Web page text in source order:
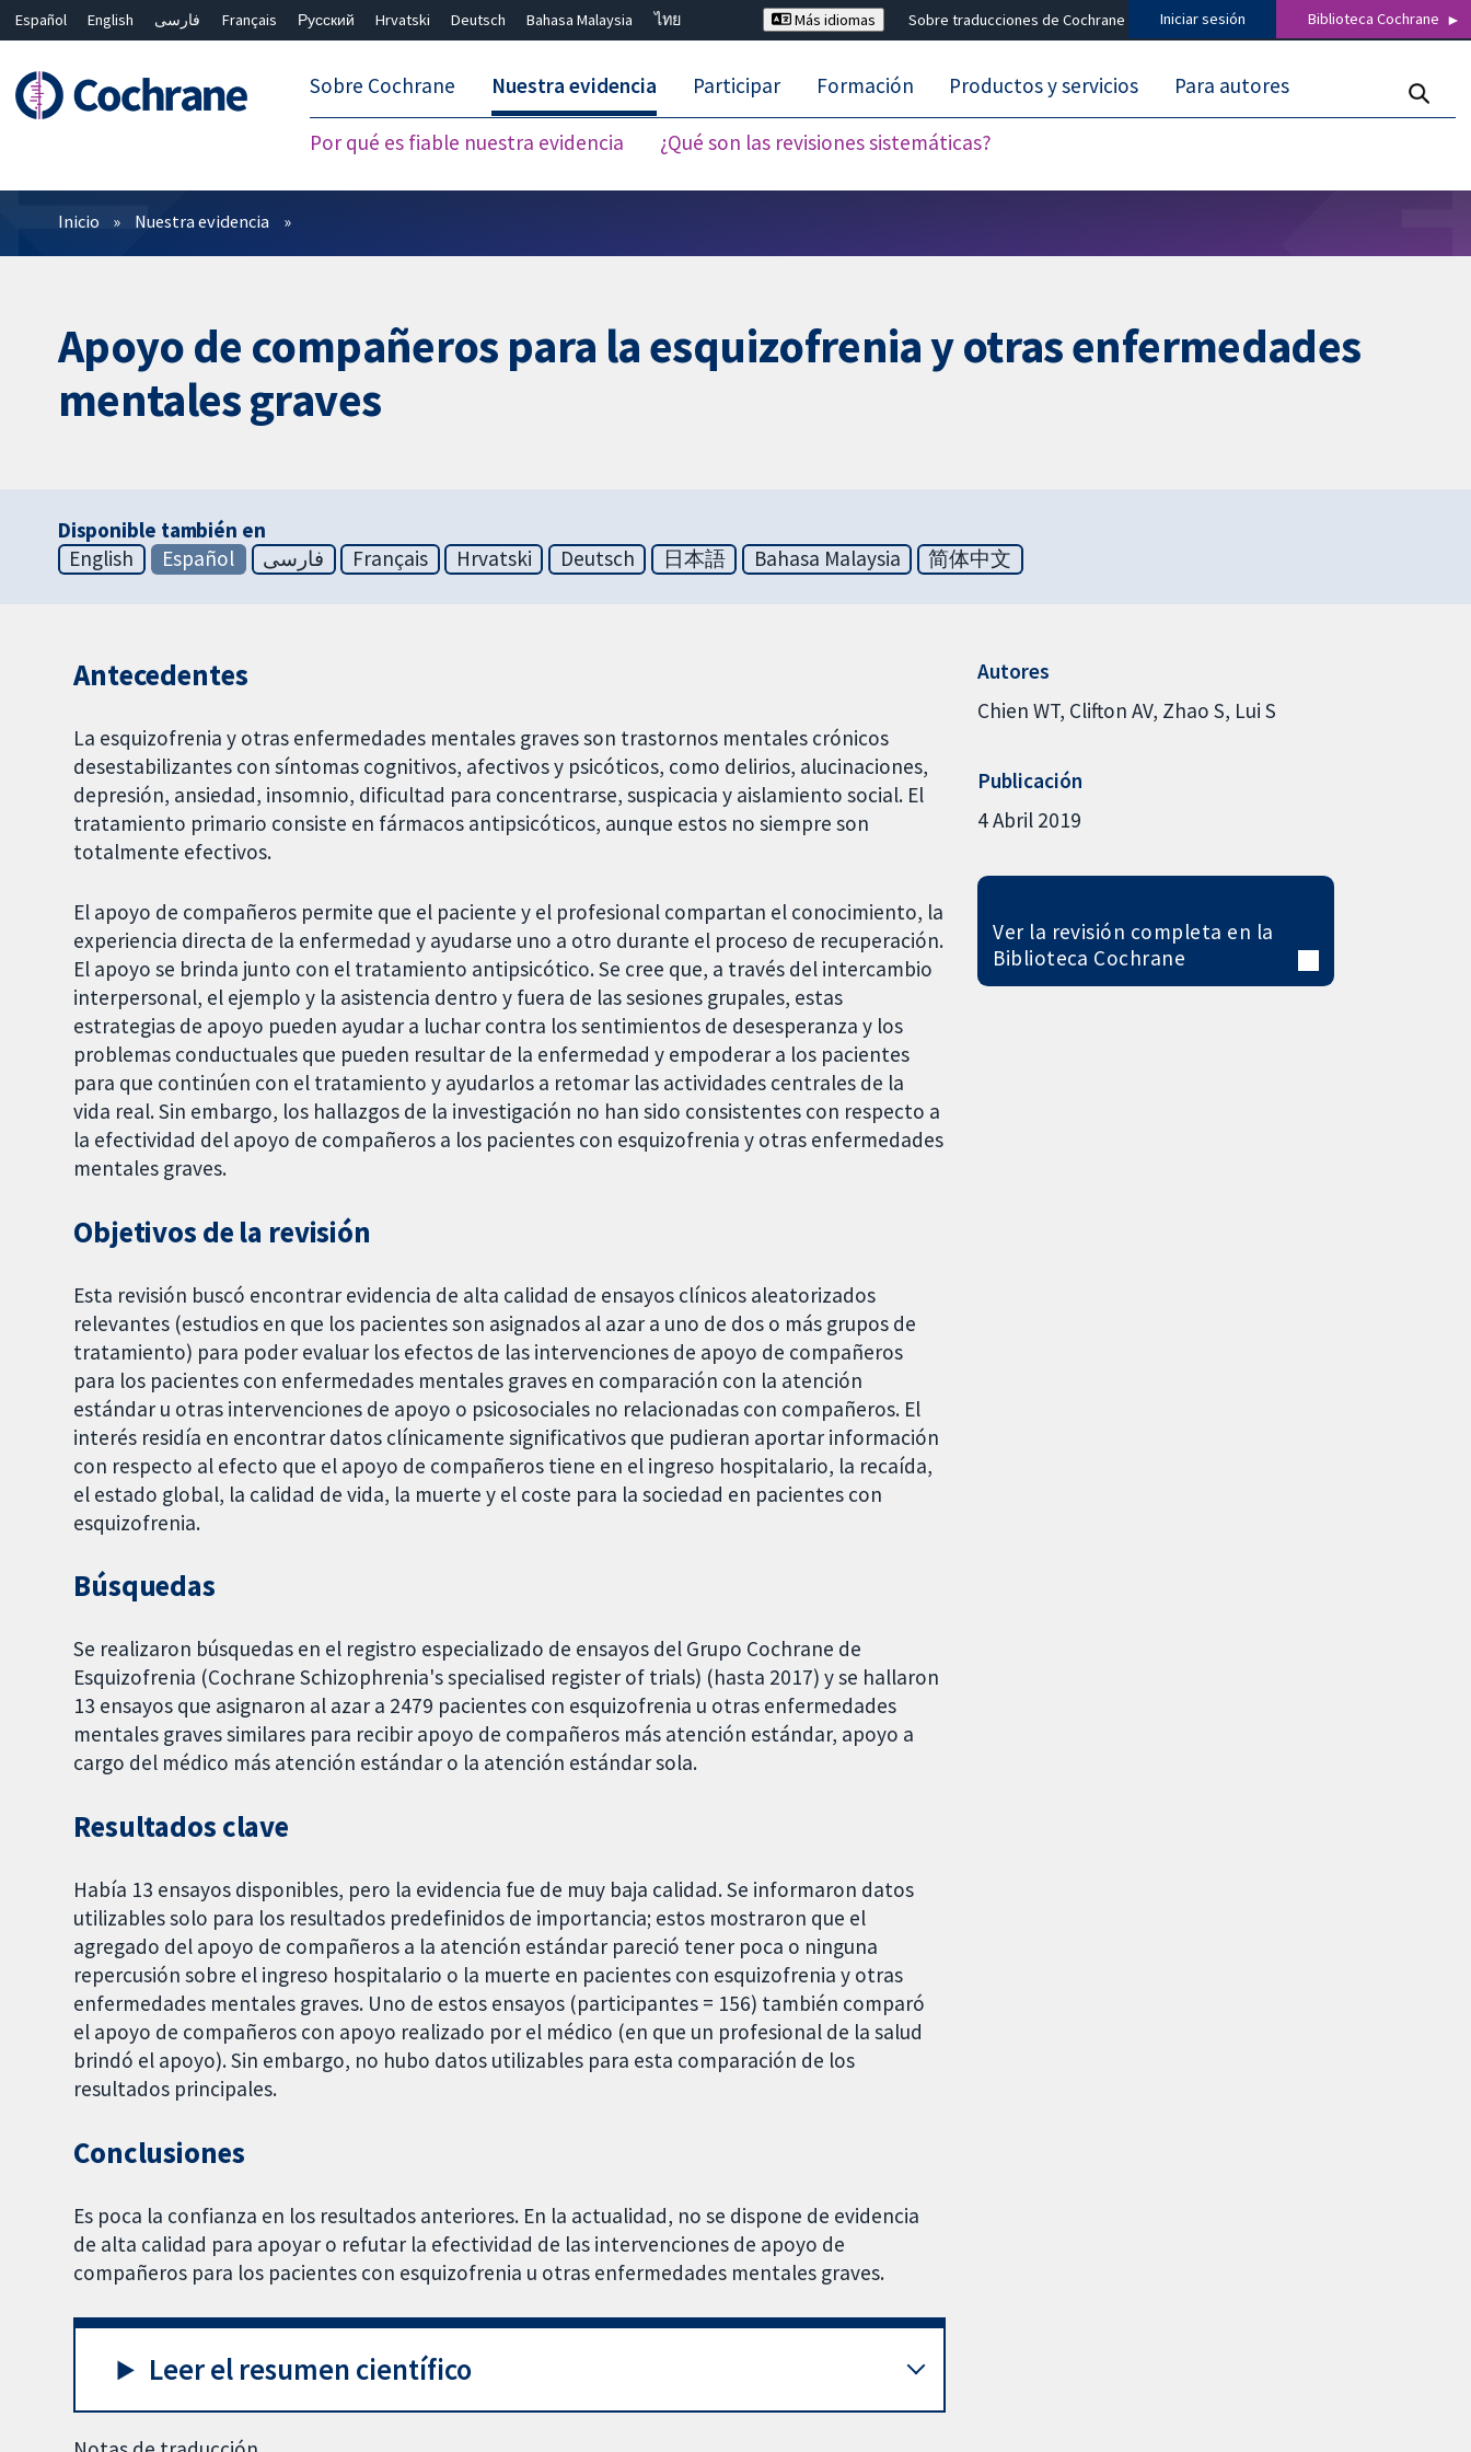
Español English فارسی Français Русский Hrvatski Deutsch Bahasa Malaysia
ไทย
Más idiomas Sobre traducciones de Cochrane Iniciar sesión Biblioteca Cochrane
Sobre Cochrane Nuestra evidencia
Por qué es fiable nuestra evidencia ¿Qué son las revisiones sistemáticas?
Participar Formación Productos y servicios Para autores
Filtros
Inicio Nuestra evidencia
Apoyo de compañeros para la esquizofrenia y otras enfermedades
mentales graves
Disponible también en
English
Español فارسی Français Hrvatski Deutsch 日本語 Bahasa Malaysia 简体中文
Antecedentes
La esquizofrenia y otras enfermedades mentales graves son trastornos mentales crónicos
desestabilizantes con síntomas cognitivos, afectivos y psicóticos, como delirios, alucinaciones,
depresión, ansiedad, insomnio, dificultad para concentrarse, suspicacia y aislamiento social. El
tratamiento primario consiste en fármacos antipsicóticos, aunque estos no siempre son
totalmente efectivos.
El apoyo de compañeros permite que el paciente y el profesional compartan el conocimiento, la
experiencia directa de la enfermedad y ayudarse uno a otro durante el proceso de recuperación.
El apoyo se brinda junto con el tratamiento antipsicótico. Se cree que, a través del intercambio
interpersonal, el ejemplo y la asistencia dentro y fuera de las sesiones grupales, estas
estrategias de apoyo pueden ayudar a luchar contra los sentimientos de desesperanza y los
problemas conductuales que pueden resultar de la enfermedad y empoderar a los pacientes
para que continúen con el tratamiento y ayudarlos a retomar las actividades centrales de la
vida real. Sin embargo, los hallazgos de la investigación no han sido consistentes con respecto a
la efectividad del apoyo de compañeros a los pacientes con esquizofrenia y otras enfermedades
mentales graves.
Objetivos de la revisión
Esta revisión buscó encontrar evidencia de alta calidad de ensayos clínicos aleatorizados
relevantes (estudios en que los pacientes son asignados al azar a uno de dos o más grupos de
tratamiento) para poder evaluar los efectos de las intervenciones de apoyo de compañeros
para los pacientes con enfermedades mentales graves en comparación con la atención
estándar u otras intervenciones de apoyo o psicosociales no relacionadas con compañeros. El
interés residía en encontrar datos clínicamente significativos que pudieran aportar información
con respecto al efecto que el apoyo de compañeros tiene en el ingreso hospitalario, la recaída,
el estado global, la calidad de vida, la muerte y el coste para la sociedad en pacientes con
esquizofrenia.
Búsquedas
Se realizaron búsquedas en el registro especializado de ensayos del Grupo Cochrane de
Esquizofrenia (Cochrane Schizophrenia's specialised register of trials) (hasta 2017) y se hallaron
13 ensayos que asignaron al azar a 2479 pacientes con esquizofrenia u otras enfermedades
mentales graves similares para recibir apoyo de compañeros más atención estándar, apoyo a
cargo del médico más atención estándar o la atención estándar sola.
Resultados clave
Había 13 ensayos disponibles, pero la evidencia fue de muy baja calidad. Se informaron datos
utilizables solo para los resultados predefinidos de importancia; estos mostraron que el
agregado del apoyo de compañeros a la atención estándar pareció tener poca o ninguna
repercusión sobre el ingreso hospitalario o la muerte en pacientes con esquizofrenia y otras
enfermedades mentales graves. Uno de estos ensayos (participantes = 156) también comparó
el apoyo de compañeros con apoyo realizado por el médico (en que un profesional de la salud
brindó el apoyo). Sin embargo, no hubo datos utilizables para esta comparación de los
resultados principales.
Conclusiones
Es poca la confianza en los resultados anteriores. En la actualidad, no se dispone de evidencia
de alta calidad para apoyar o refutar la efectividad de las intervenciones de apoyo de
compañeros para los pacientes con esquizofrenia u otras enfermedades mentales graves.
Leer el resumen científico
Autores
Chien WT Clifton AV Zhao S Lui S
Publicación
4 Abril 2019
Ver la revisión completa en la
Biblioteca Cochrane